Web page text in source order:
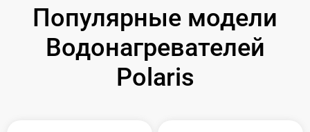
Популярные модели
Водонагревателей
Polaris